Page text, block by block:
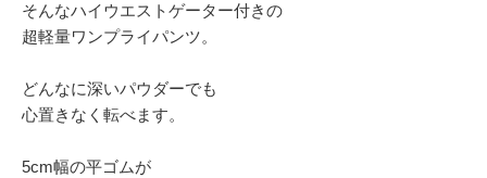
そんなハイウエストゲーター付きの
超軽量ワンプライパンツ。
どんなに深いパウダーでも
心置きなく転べます。
5cm幅の平ゴムが